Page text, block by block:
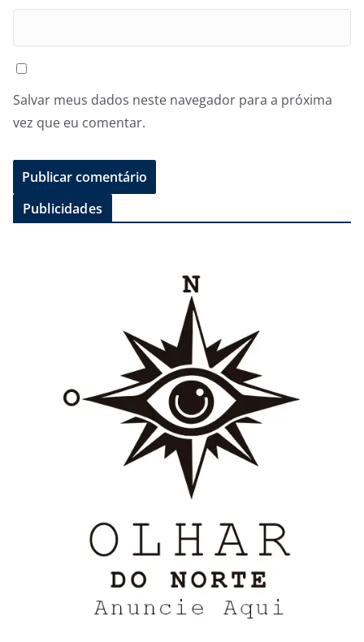
Salvar meus dados neste navegador para a próxima
vez que eu comentar.
Publicidades